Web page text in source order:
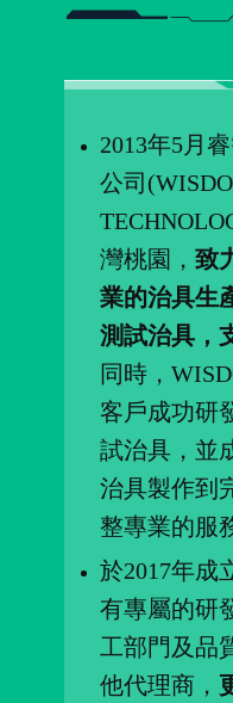
2013年5月
公司
灣桃園， 致
業的治具生
測試治具，
同時，
客戶成功研
試治具，並
治具製作到
整專業的服
於2017年成
有專屬的研
工部門及品
他代理商，